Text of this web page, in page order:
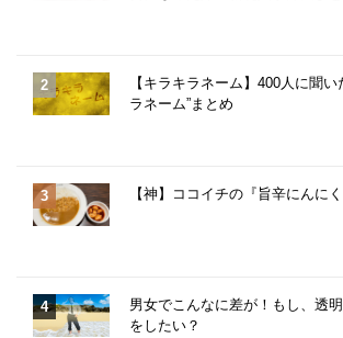
【キラキラネーム】400人に聞
ラネーム”まとめ
【神】ココイチの『旨辛にんに
男女でこんなに差が！もし、透
をしたい？